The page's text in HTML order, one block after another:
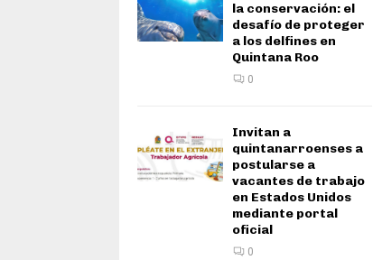
la conservación: el
desafío de proteger
a los delfines en
Quintana Roo
0
Invitan a
quintanarroenses a
postularse a
vacantes de trabajo
en Estados Unidos
mediante portal
oficial
0